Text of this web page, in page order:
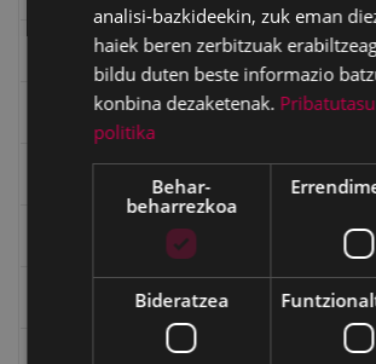
Goi Argi aldizkaria
Kultura egitaraua
"Gure Herria" aldizkaria
Txostenak eta dokumentuak
analisi-bazkideekin, zuk eman
haiek beren zerbitzuak
bildu duten beste informazio
konbina dezaketenak.
politika
Behar-
beharrezkoa
Bideratzea